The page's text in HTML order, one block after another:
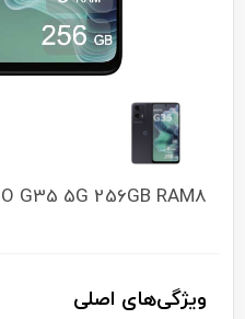
G35 5G 256GB RAM8
ویژگی‌های اصلی